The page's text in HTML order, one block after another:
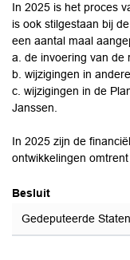
In 2025 is het proces
is ook stilgestaan bij
een aantal maal
a. de invoering van de
b. wijzigingen in
c. wijzigingen in de
Janssen.
In 2025 zijn de
ontwikkelingen
Besluit
Gedeputeerde